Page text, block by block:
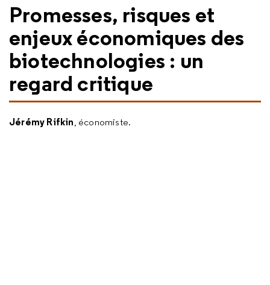
Promesses, risques et
enjeux économiques des
biotechnologies : un
regard critique
Jérémy Rifkin, économiste.